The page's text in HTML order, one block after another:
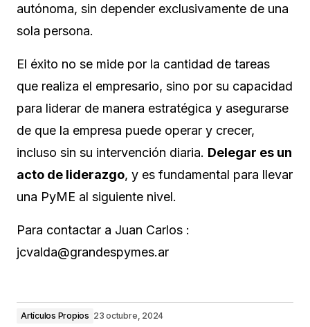
autónoma, sin depender exclusivamente de una
sola persona.
El éxito no se mide por la cantidad de tareas
que realiza el empresario, sino por su capacidad
para liderar de manera estratégica y asegurarse
de que la empresa puede operar y crecer,
incluso sin su intervención diaria. Delegar es un
acto de liderazgo, y es fundamental para llevar
una PyME al siguiente nivel.
Para contactar a Juan Carlos :
jcvalda@grandespymes.ar
Artículos Propios 23 octubre, 2024